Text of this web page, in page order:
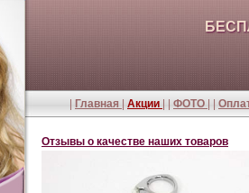
Главная Акции ФОТО
Отзывы о качестве наших товаров